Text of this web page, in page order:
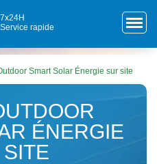
7x24H
Service rapide
Smart Solar Énergie sur site
ÉNERGIE